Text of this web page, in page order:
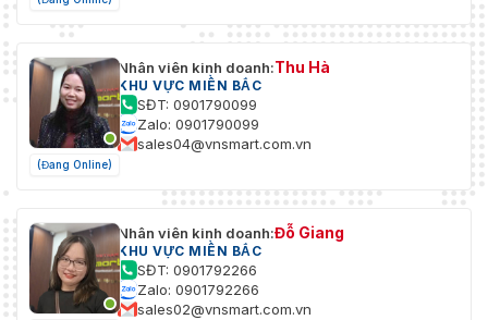
(Đang Online)
Nhân viên kinh doanh:Thu Hà
KHU VỰC MIỀN BẮC
SĐT: 0901790099
Zalo: 0901790099
sales04@vnsmart.com.vn
Nhân viên kinh doanh:Đỗ Giang
KHU VỰC MIỀN BẮC
SĐT: 0901792266
Zalo: 0901792266
sales02@vnsmart.com.vn